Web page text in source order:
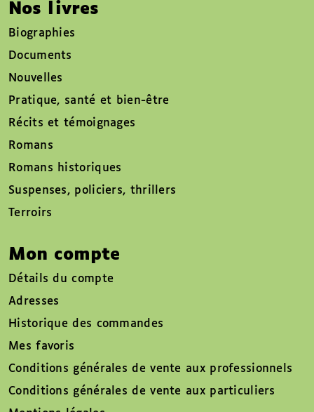
Nos livres
Biographies
Documents
Nouvelles
Pratique, santé et bien-être
Récits et témoignages
Romans
Romans historiques
Suspenses, policiers, thrillers
Terroirs
Mon compte
Détails du compte
Adresses
Historique des commandes
Mes favoris
Conditions générales de vente aux professionnels
Conditions générales de vente aux particuliers